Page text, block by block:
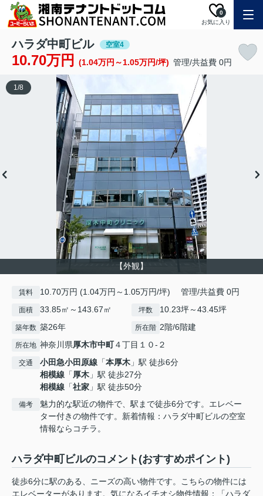
お気に入り
0
ハラダ中町ビル 空室4
10.70万円 (1.04万円～1.05万円/坪) 管理/共益費 0円
【外観】
1/8
賃料 10.70万円 (1.04万円～1.05万円/坪) 管理/共益費 0円
面積 33.85㎡～143.67㎡ 坪数 10.23坪～43.45坪
築年数 築26年 所在階 2階/6階建
所在地 神奈川県厚木市中町４丁目１０-２
交通 小田急小田原線 「本厚木 」駅 徒歩6分
相模線 「厚木 」駅 徒歩27分
相模線 「社家 」駅 徒歩50分
備考
魅力的な駅近の物件で、駅まで徒歩6分です。エレベー
ター付きの物件です。新着情報：ハラダ中町ビルの空室
情報ならコチラ。
ハラダ中町ビルのコメント(おすすめポイント)
徒歩6分に駅のある、ニーズの高い物件です。こちらの物件には
エレベーターがあります。気になるイチオシ物件情報：「ハラダ